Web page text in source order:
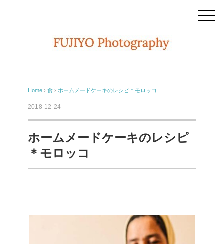
Home › 食 › ホームメードケーキのレシピ＊モロッコ
2018-12-24
ホームメードケーキのレシピ
＊モロッコ